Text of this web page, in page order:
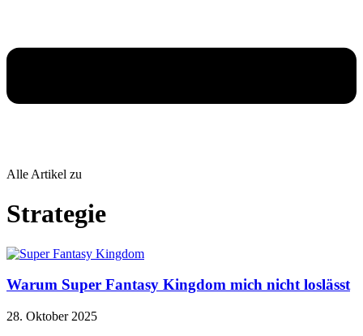
Alle Artikel zu
Strategie
Warum Super Fantasy Kingdom mich nicht loslässt
28. Oktober 2025